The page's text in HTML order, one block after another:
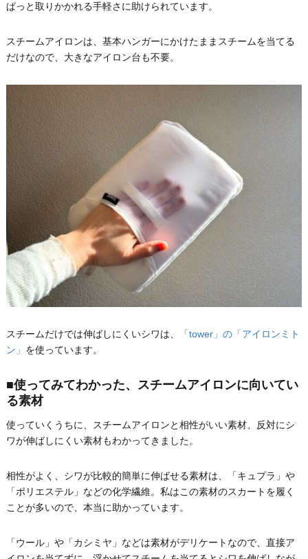
ぱっと取りかかれる手軽さに助けられています。
スチームアイロンは、基本ハンガーにかけたままスチームを当てる
だけなので、大きなアイロン台も不要。
スチームだけでは伸ばしにくいシワは、
「tower」の「アイロンミト
ン」 を使っています。
■使ってみてわかった、スチームアイロンに向いてい
る素材
使っていくうちに、スチームアイロンと相性がいい素材、反対にシ
ワが伸ばしにくい素材もわかってきました。
相性がよく、シワが比較的簡単に伸ばせる素材は、「キュプラ」や
「ポリエステル」などの化学繊維。私はこの素材のスカートを履く
ことが多いので、本当に助かっています。
「ウール」や「カシミヤ」などは素材がデリケートなので、直接ア